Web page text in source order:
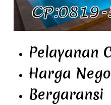
Pelayanan
Harga Nego
Bergaransi